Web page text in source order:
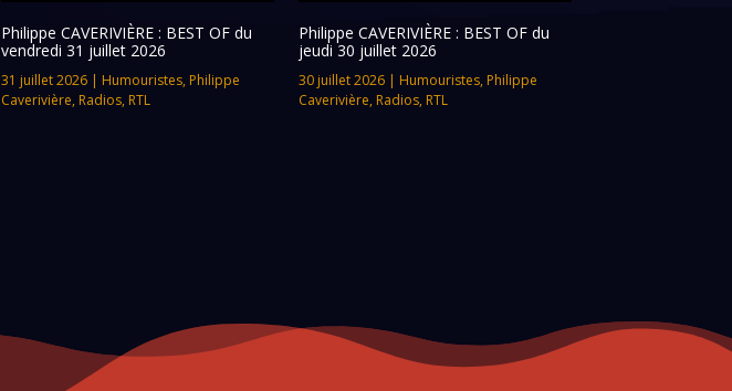
Philippe CAVERIVIÈRE : BEST OF du
vendredi 31 juillet 2026
31 juillet 2026| Humouristes, Philippe
Caverivière, Radios, RTL
Philippe CAVERIVIÈRE : BEST OF du
jeudi 30 juillet 2026
30 juillet 2026| Humouristes, Philippe
Caverivière, Radios, RTL